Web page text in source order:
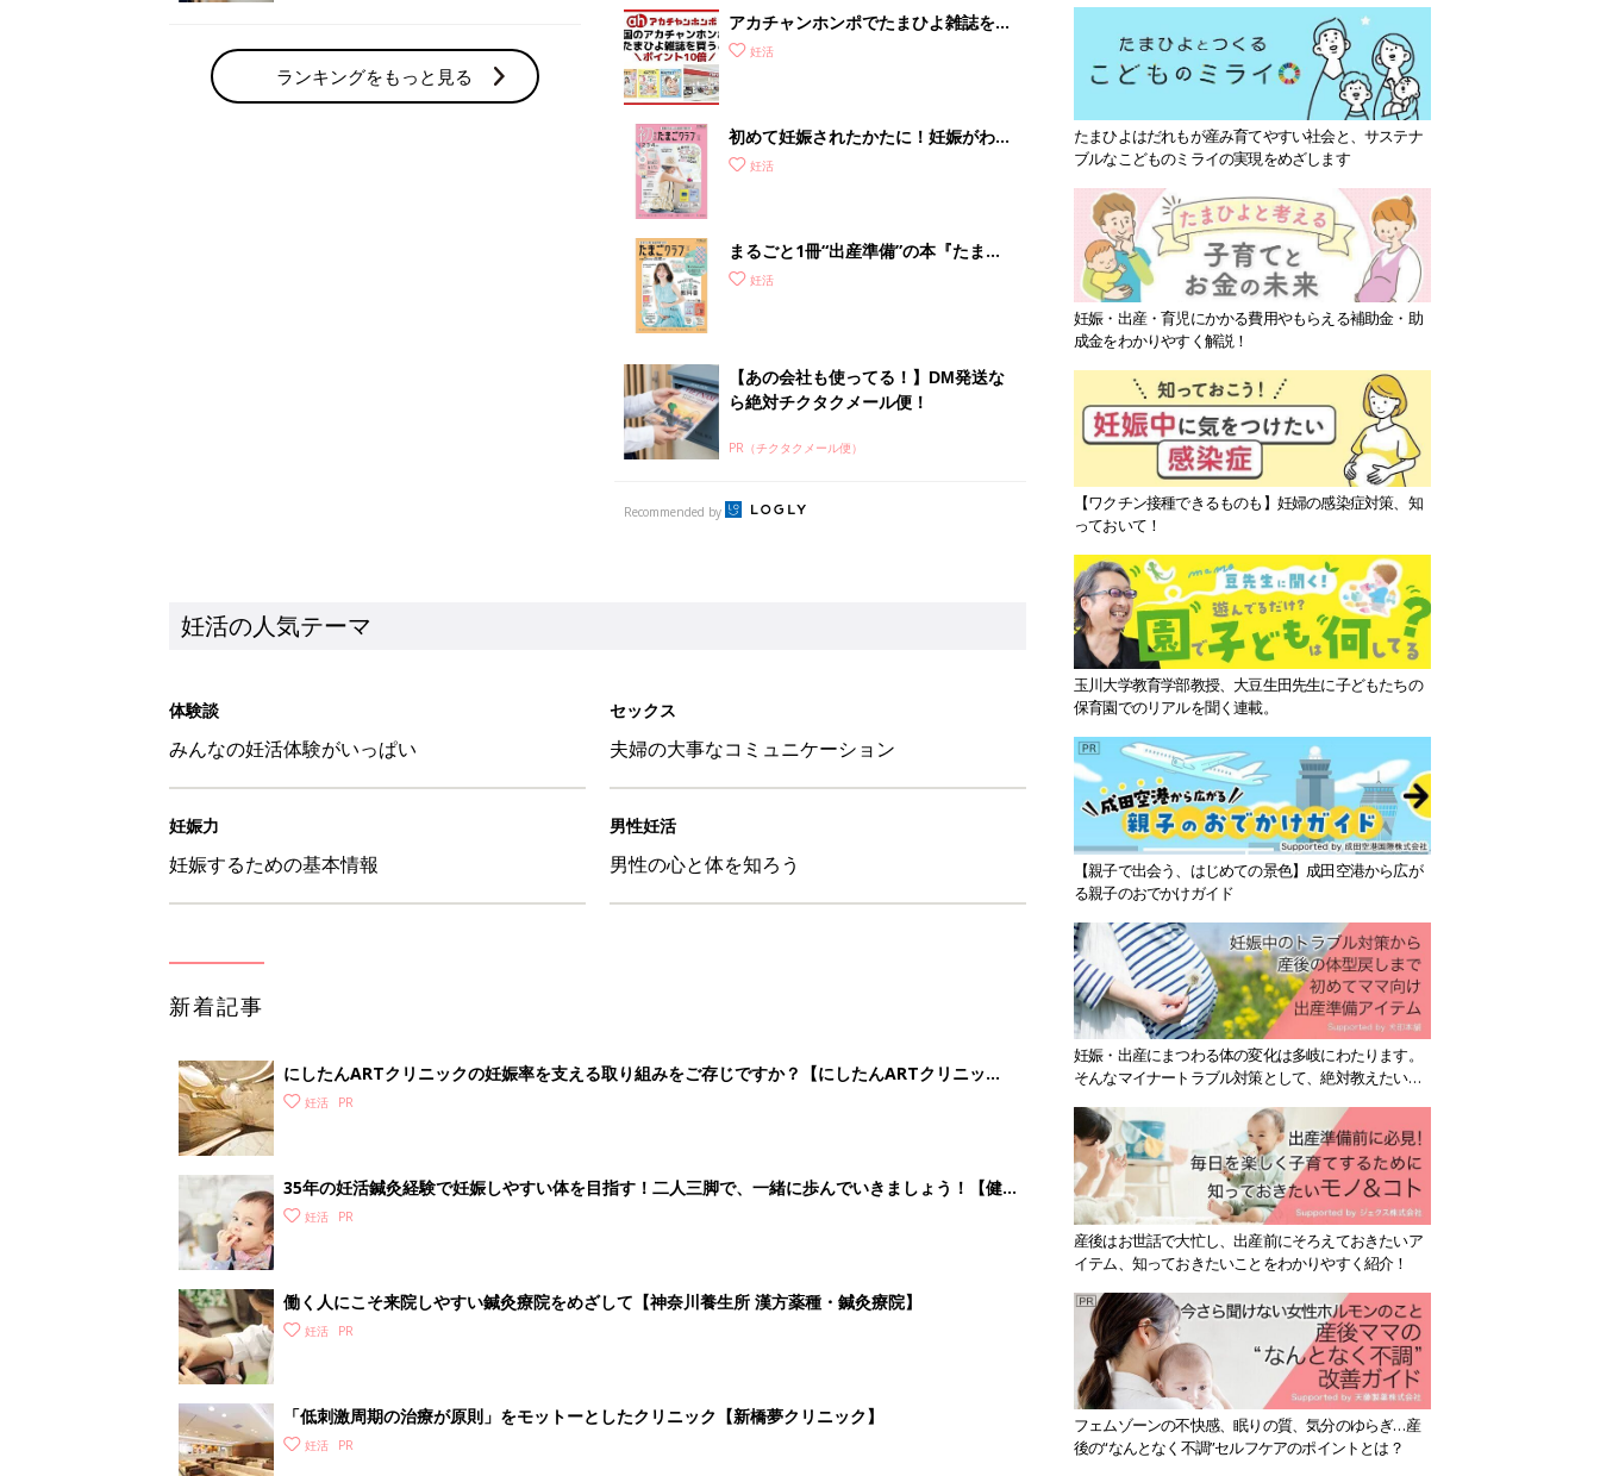
ランキングをもっと見る
アカチャンホンポでたまひよ雑誌を買
うとポイント10倍【期間限定】
妊活
初めて妊娠されたかたに！妊娠がわか
ったら最初に読む本『初めてのたまご
妊活
まるごと1冊“出産準備”の本『たまご
クラブ 夏号』〈スペシャル大特集〉
妊活
【あの会社も使ってる！】DM発送な
ら絶対チクタクメール便！
PR（チクタクメール便）
Recommended by
妊活の人気テーマ
体験談
みんなの妊活体験がいっぱい
セックス
夫婦の大事なコミュニケーション
妊娠力
妊娠するための基本情報
男性妊活
男性の心と体を知ろう
新着記事
にしたんARTクリニックの妊娠率を支える取り組みをご存じですか？【にしたんARTクリニッ
ク】妊活
35年の妊活鍼灸経験で妊娠しやすい体を目指す！二人三脚で、一緒に歩んでいきましょう！【健
美鍼灸院】
妊活
働く人にこそ来院しやすい鍼灸療院をめざして【神奈川養生所 漢方薬種・鍼灸療院】
妊活
「低刺激周期の治療が原則」をモットーとしたクリニック【新橋夢クリニック】
妊活
たまひよはだれもが産み育てやすい社会と、サステナ
ブルなこどものミライの実現をめざします
妊娠・出産・育児にかかる費用やもらえる補助金・助
成金をわかりやすく解説！
【ワクチン接種できるものも】妊婦の感染症対策、知
っておいて！
玉川大学教育学部教授、大豆生田先生に子どもたちの
保育園でのリアルを聞く連載。
【親子で出会う、はじめての景色】成田空港から広が
る親子のおでかけガイド
妊娠・出産にまつわる体の変化は多岐にわたります。
そんなマイナートラブル対策として、絶対教えたい！
産後はお世話で大忙し、出産前にそろえておきたいア
イテム、知っておきたいことをわかりやすく紹介！
フェムゾーンの不快感、眠りの質、気分のゆらぎ…産
後の“なんとなく不調”セルフケアのポイントとは？